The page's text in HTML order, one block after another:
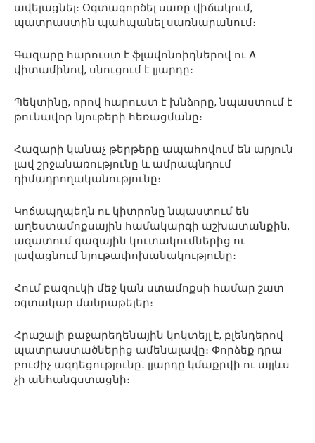
ավելացնել։ Օգտագործել սառը վիճակում,
պատրաստին պահպանել սառնարանում։
Գազարը հարուստ է ֆլավոնոիդներով ու А
վիտամինով, սնուցում է լյարդը։
Պեկտինը, որով հարուստ է խնձորը, նպաստում է
թունավոր նյութերի հեռացմանը։
Հազարի կանաչ թերթերը ապահովում են արյուն
լավ շրջանառությունը և ամրապնդում
դիմադրողականությունը։
Կոճապղպեղն ու կիտրոնը նպաստում են
աղեստամոքսային համակարգի աշխատանքին,
ազատում գազային կուտակումներից ու
լավացնում նյութափոխանակությունը։
Հում բազուկի մեջ կան ստամոքսի համար շատ
օգտակար մանրաթելեր։
Հրաշալի բաջարեղենային կոկտեյլ է, բլենդերով
պատրաստածներից ամենալավը։ Փորձեք դրա
բուժիչ ազդեցությունը․ լյարդը կմաքրվի ու այլևս
չի անհանգստացնի։